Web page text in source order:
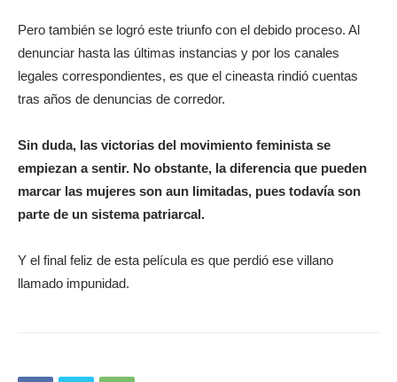
Pero también se logró este triunfo con el debido proceso. Al
denunciar hasta las últimas instancias y por los canales
legales correspondientes, es que el cineasta rindió cuentas
tras años de denuncias de corredor.
Sin duda, las victorias del movimiento feminista se
empiezan a sentir. No obstante, la diferencia que pueden
marcar las mujeres son aun limitadas, pues todavía son
parte de un sistema patriarcal.
Y el final feliz de esta película es que perdió ese villano
llamado impunidad.